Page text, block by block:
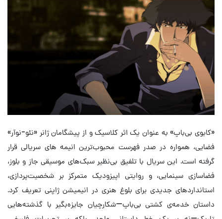
«کابوی بی‌باپ» به عنوان یک اثر کلاسیک و از پیشگامان ژانر «نئو-نوآر»
فضایی، همواره در صدر فهرست‌ محبوب‌ترین انیمه های سریالی قرار
گرفته است. این سریال با تلفیق بی‌نظیر سبک‌های موسیقی جاز و بلوز،
فضاسازی سینمایی، و روایتی اپیزودیک متمرکز بر شخصیت‌پردازی،
استانداردهای جدیدی برای بلوغ هنری در انیمیشن ژاپنی تعریف کرد.
داستان خدمه‌ی کشتی بی‌باپ—شکارچیان جایزه‌بگیر با گذشته‌هایی